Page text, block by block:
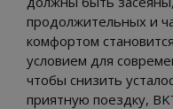
продолжительных и
комфортом
условием для
чтобы снизить
приятную поездку,